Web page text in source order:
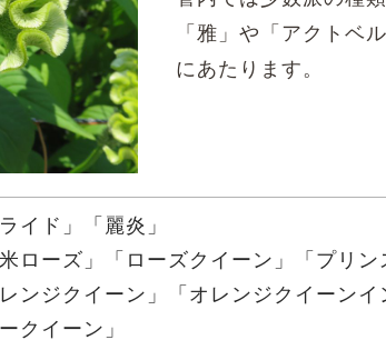
「雅」や「アクトベ
にあたります。
イド」「麗炎」
ローズ」「ローズクイーン」「プリン
ンジクイーン」「オレンジクイーンイ
クイーン」